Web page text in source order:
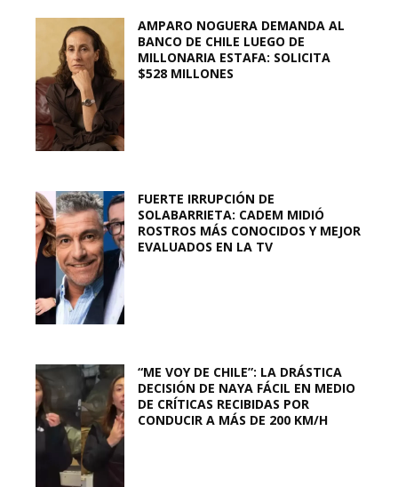
AMPARO NOGUERA DEMANDA AL
BANCO DE CHILE LUEGO DE
MILLONARIA ESTAFA: SOLICITA
$528 MILLONES
FUERTE IRRUPCIÓN DE
SOLABARRIETA: CADEM MIDIÓ
ROSTROS MÁS CONOCIDOS Y MEJOR
EVALUADOS EN LA TV
“ME VOY DE CHILE”: LA DRÁSTICA
DECISIÓN DE NAYA FÁCIL EN MEDIO
DE CRÍTICAS RECIBIDAS POR
CONDUCIR A MÁS DE 200 KM/H